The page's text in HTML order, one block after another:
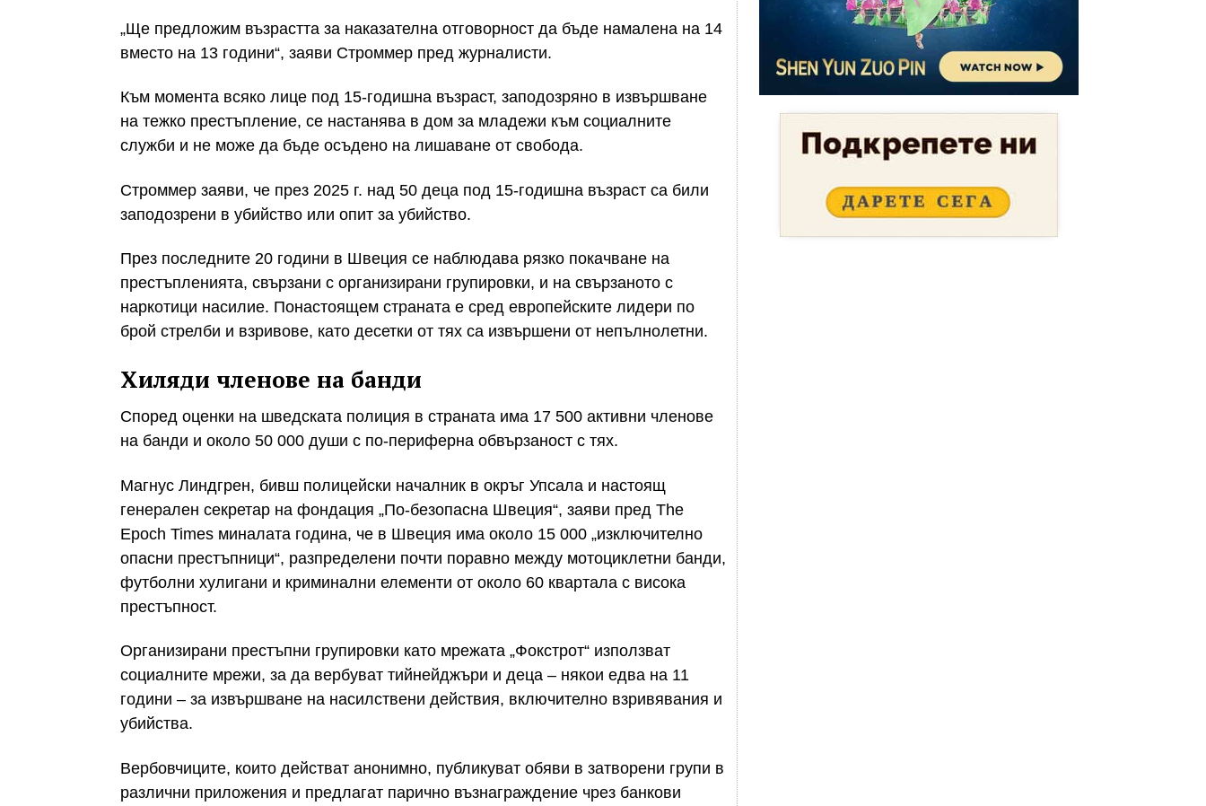
„Ще предложим възрастта за наказателна отговорност да бъде намалена на 14
вместо на 13 години“, заяви Строммер пред журналисти.
Към момента всяко лице под 15-годишна възраст, заподозряно в извършване
на тежко престъпление, се настанява в дом за младежи към социалните
служби и не може да бъде осъдено на лишаване от свобода.
Строммер заяви, че през 2025 г. над 50 деца под 15-годишна възраст са били
заподозрени в убийство или опит за убийство.
През последните 20 години в Швеция се наблюдава рязко покачване на
престъпленията, свързани с организирани групировки, и на свързаното с
наркотици насилие. Понастоящем страната е сред европейските лидери по
брой стрелби и взривове, като десетки от тях са извършени от непълнолетни.
Хиляди членове на банди
Според оценки на шведската полиция в страната има 17 500 активни членове
на банди и около 50 000 души с по-периферна обвързаност с тях.
Магнус Линдгрен, бивш полицейски началник в окръг Упсала и настоящ
генерален секретар на фондация „По-безопасна Швеция“, заяви пред The
Epoch Times миналата година, че в Швеция има около 15 000 „изключително
опасни престъпници“, разпределени почти поравно между мотоциклетни банди,
футболни хулигани и криминални елементи от около 60 квартала с висока
престъпност.
Организирани престъпни групировки като мрежата „Фокстрот“ използват
социалните мрежи, за да вербуват тийнейджъри и деца – някои едва на 11
години – за извършване на насилствени действия, включително взривявания и
убийства.
Вербовчиците, които действат анонимно, публикуват обяви в затворени групи в
различни приложения и предлагат парично възнаграждение чрез банкови